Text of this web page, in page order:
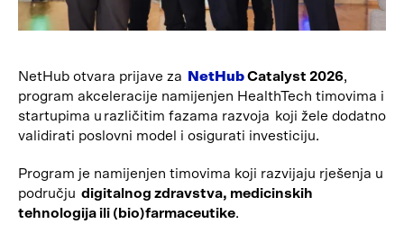
NetHub otvara prijave za NetHubCatalyst 2026,
program akceleracije namijenjen HealthTech timovima i
startupima u različitim fazama razvoja koji žele dodatno
validirati poslovni model i osigurati investiciju.
Program je namijenjen timovima koji razvijaju rješenja u
području digitalnog zdravstva, medicinskih
tehnologija ili (bio)farmaceutike.